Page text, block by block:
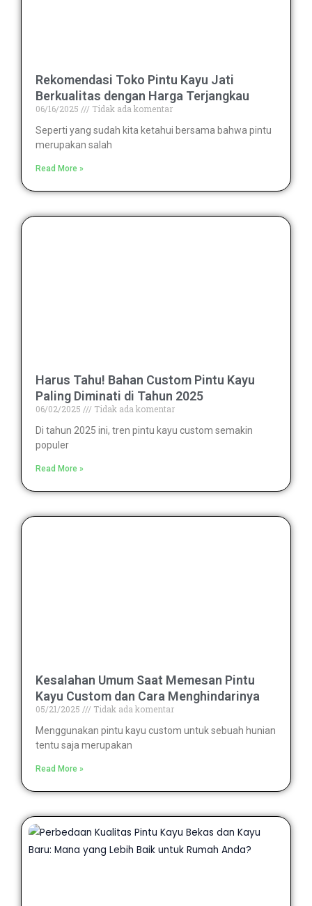
Rekomendasi Toko Pintu Kayu Jati
Berkualitas dengan Harga Terjangkau
06/16/2025
Tidak ada komentar
Seperti yang sudah kita ketahui bersama bahwa pintu
merupakan salah
Read More »
Harus Tahu! Bahan Custom Pintu Kayu
Paling Diminati di Tahun 2025
06/02/2025
Tidak ada komentar
Di tahun 2025 ini, tren pintu kayu custom semakin
populer
Read More »
Kesalahan Umum Saat Memesan Pintu
Kayu Custom dan Cara Menghindarinya
05/21/2025
Tidak ada komentar
Menggunakan pintu kayu custom untuk sebuah hunian
tentu saja merupakan
Read More »